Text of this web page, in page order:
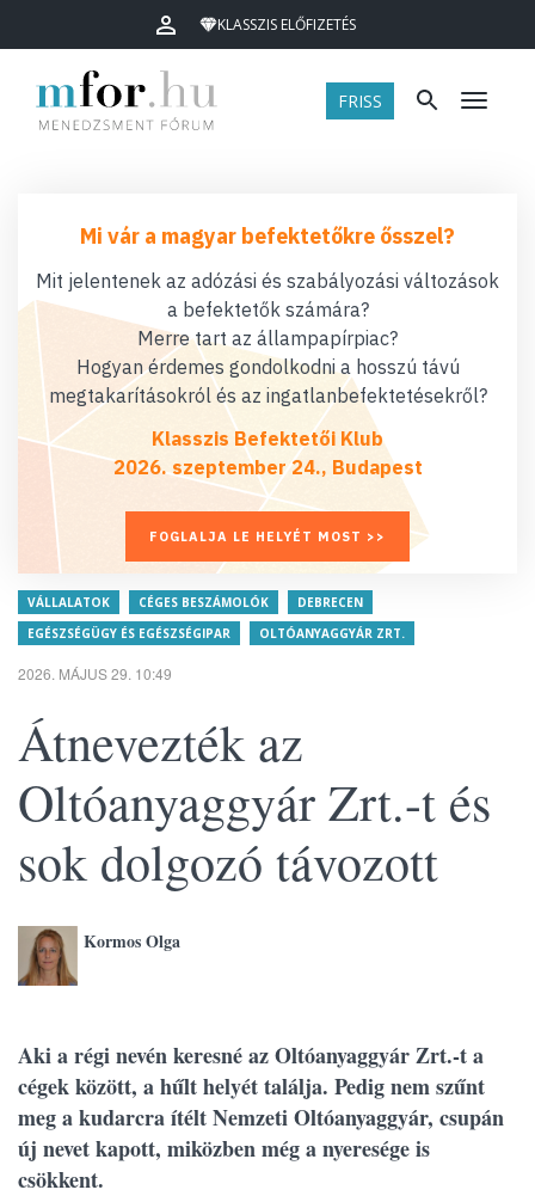
KLASSZIS ELŐFIZETÉS
FRISS Menü
Mi vár a magyar befektetőkre ősszel?
Mit jelentenek az adózási és szabályozási változások
a befektetők számára?
Merre tart az állampapírpiac?
Hogyan érdemes gondolkodni a hosszú távú
megtakarításokról és az ingatlanbefektetésekről?
Klasszis Befektetői Klub
2026. szeptember 24., Budapest
FOGLALJA LE HELYÉT MOST >>
VÁLLALATOK CÉGES BESZÁMOLÓK
DEBRECEN
EGÉSZSÉGÜGY ÉS EGÉSZSÉGIPAR
OLTÓANYAGGYÁR ZRT.
2026. MÁJUS 29. 10:49
Átnevezték az
Oltóanyaggyár Zrt.-t és
sok dolgozó távozott
Kormos Olga
Aki a régi nevén keresné az Oltóanyaggyár Zrt.-t a
cégek között, a hűlt helyét találja. Pedig nem szűnt
meg a kudarcra ítélt Nemzeti Oltóanyaggyár, csupán
új nevet kapott, miközben még a nyeresége is
csökkent.